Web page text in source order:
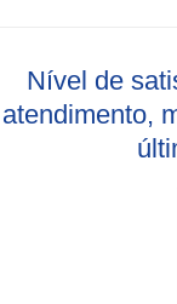
Skybox
Citrix
Nível de
atendimento,